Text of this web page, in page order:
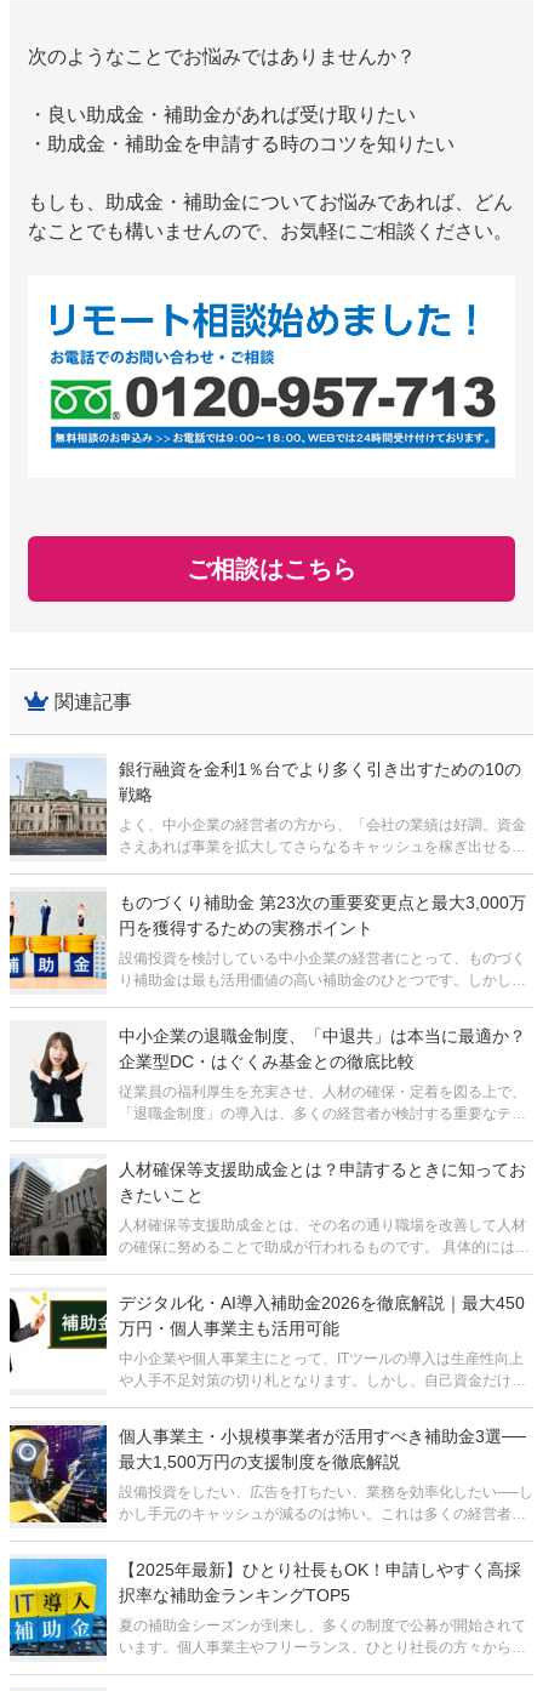
次のようなことでお悩みではありませんか？
・良い助成金・補助金があれば受け取りたい
・助成金・補助金を申請する時のコツを知りたい
もしも、助成金・補助金についてお悩みであれば、どん
なことでも構いませんので、お気軽にご相談ください。
ご相談はこちら
関連記事
銀行融資を金利1％台でより多く引き出すための10の
戦略
よく、中小企業の経営者の方から、「会社の業績は好調。資金
さえあれば事業を拡大してさらなるキャッシュを稼ぎ出せる自
い…」といった話を耳にします。
ものづくり補助金 第23次の重要変更点と最大3,000万
円を獲得するための実務ポイント
設備投資を検討している中小企業の経営者にとって、ものづく
り補助金は最も活用価値の高い補助金のひとつです。しかし、
返還を求められるリスクすらあり
中小企業の退職金制度、「中退共」は本当に最適か？
企業型DC・はぐくみ基金との徹底比較
従業員の福利厚生を充実させ、人材の確保・定着を図る上で、
「退職金制度」の導入は、多くの経営者が検討する重要なテー
て、商工会議所などから推奨されるこ
人材確保等支援助成金とは？申請するときに知ってお
きたいこと
人材確保等支援助成金とは、その名の通り職場を改善して人材
の確保に努めることで助成が行われるものです。 具体的には、
時間正社員制
デジタル化・AI導入補助金2026を徹底解説｜最大450
万円・個人事業主も活用可能
中小企業や個人事業主にとって、ITツールの導入は生産性向上
や人手不足対策の切り札となります。しかし、自己資金だけで
課題を解決するうえで、
個人事業主・小規模事業者が活用すべき補助金3選──
最大1,500万円の支援制度を徹底解説
設備投資をしたい、広告を打ちたい、業務を効率化したい──し
かし手元のキャッシュが減るのは怖い。これは多くの経営者が
に関わるリスクとなり得
【2025年最新】ひとり社長もOK！申請しやすく高採
択率な補助金ランキングTOP5
夏の補助金シーズンが到来し、多くの制度で公募が開始されて
います。個人事業主やフリーランス、ひとり社長の方々から、